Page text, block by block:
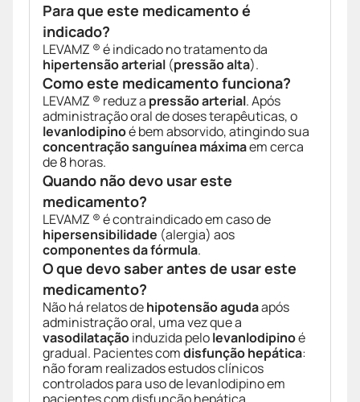
Para que este medicamento é
indicado?
LEVAMZ ® é indicado no tratamento da
hipertensão arterial (pressão alta).
Como este medicamento funciona?
LEVAMZ ® reduz a pressão arterial. Após
administração oral de doses terapêuticas, o
levanlodipinoé bem absorvido, atingindo sua
concentração sanguínea máximaem cerca
de 8 horas.
Quando não devo usar este
medicamento?
LEVAMZ ® é contraindicado em caso de
hipersensibilidade (alergia) aos
componentes da fórmula.
O que devo saber antes de usar este
medicamento?
Não há relatos dehipotensão agudaapós
administração oral, uma vez que a
vasodilataçãoinduzida pelolevanlodipinoé
gradual. Pacientes comdisfunção hepática:
não foram realizados estudos clínicos
controlados para uso de levanlodipino em